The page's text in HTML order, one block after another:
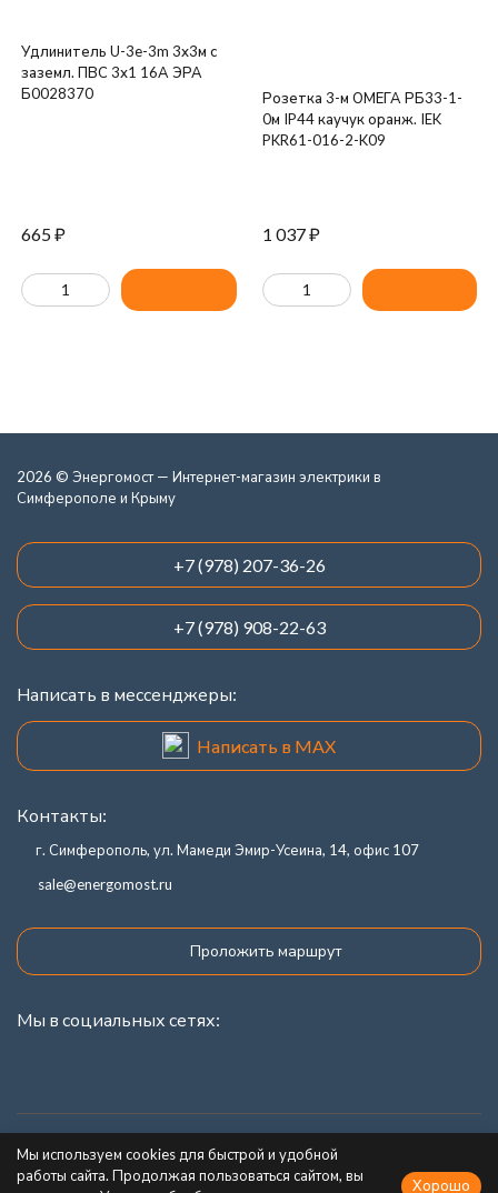
Удлинитель U-3e-3m 3х3м с
заземл. ПВС 3х1 16А ЭРА
Б0028370
665₽
Розетка 3-м ОМЕГА РБ33-1-
0м IP44 каучук оранж. IEK
PKR61-016-2-K09
1 037₽
2026 © Энергомост — Интернет-магазин электрики в
Симферополе и Крыму
+7 (978) 207-36-26
+7 (978) 908-22-63
Написать в мессенджеры:
Написать в MAX
Контакты:
г. Симферополь, ул. Мамеди Эмир-Усеина, 14, офис 107
sale@energomost.ru
Проложить маршрут
Мы в социальных сетях:
Каталог товаров
Мы используем cookies для быстрой и удобной
работы сайта. Продолжая пользоваться сайтом, вы
Хорошо